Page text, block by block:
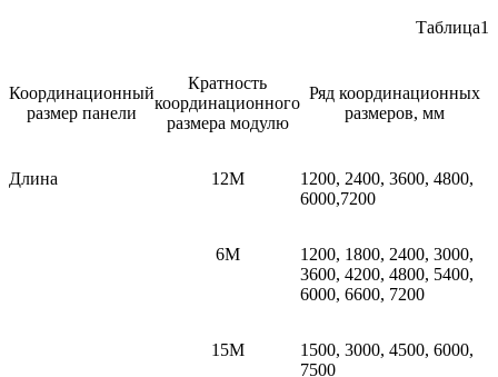
Таблица1
Координационный
размер панели
Кратность
координационного
размера модулю
Ряд координационных
размеров, мм
Длина 12М
1200, 2400, 3600, 4800,
6000,7200
6М
1200, 1800, 2400, 3000,
3600, 4200, 4800, 5400,
6000, 6600, 7200
15М
1500, 3000, 4500, 6000,
7500